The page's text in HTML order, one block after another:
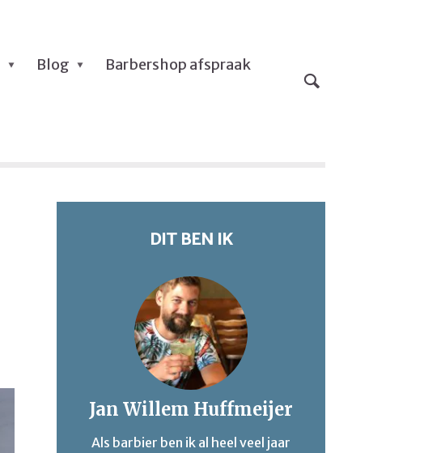
Blog
Barbershop afspraak
DIT BEN IK
Jan Willem Huffmeijer
Als barbier ben ik al heel veel jaar